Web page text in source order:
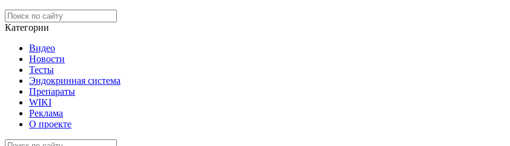
Категории
Видео
Новости
Тесты
Эндокринная система
Препараты
WIKI
Реклама
О проекте